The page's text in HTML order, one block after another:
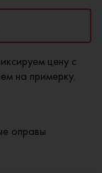
цену с
на примерку.
оправы